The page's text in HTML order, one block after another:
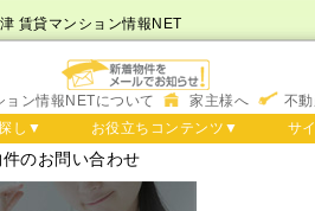
賃貸マンション情報NET
ョン情報NETについて 家主様へ
不
し▼ お役立ちコンテンツ▼ サ
のお問い合わせ